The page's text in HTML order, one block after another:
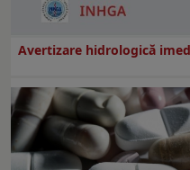
Avertizare hidrologică